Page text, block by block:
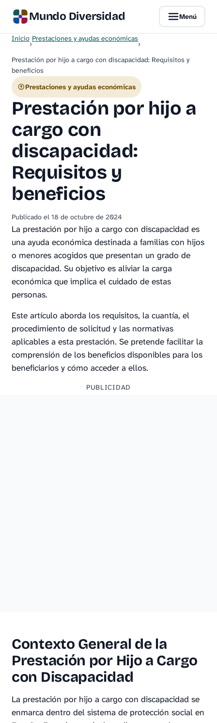
Mundo Diversidad Menú
Inicio
›
Prestaciones y ayudas económicas
›
Prestación por hijo a cargo con discapacidad: Requisitos y
beneficios
Prestaciones y ayudas económicas
Prestación por hijo a
cargo con
discapacidad:
Requisitos y
beneficios
Publicado el 18 de octubre de 2024
La prestación por hijo a cargo con discapacidad es
una ayuda económica destinada a familias con hijos
o menores acogidos que presentan un grado de
discapacidad. Su objetivo es aliviar la carga
económica que implica el cuidado de estas
personas.
Este artículo aborda los requisitos, la cuantía, el
procedimiento de solicitud y las normativas
aplicables a esta prestación. Se pretende facilitar la
comprensión de los beneficios disponibles para los
beneficiarios y cómo acceder a ellos.
PUBLICIDAD
Contexto General de la
Prestación por Hijo a Cargo
con Discapacidad
La prestación por hijo a cargo con discapacidad se
enmarca dentro del sistema de protección social en